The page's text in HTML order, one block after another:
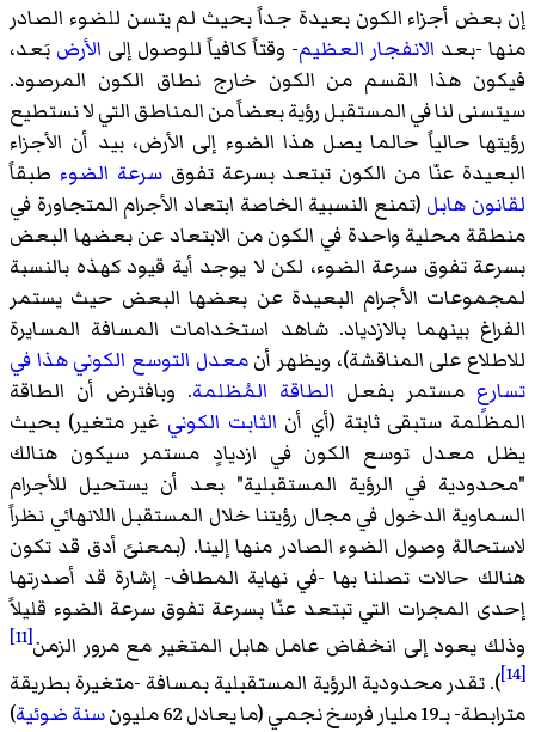
إن بعض أجزاء الكون بعيدة جداً بحيث لم يتسن للضوء الصادر
منها -بعد الانفجار العظيم- وقتاً كافياً للوصول إلى الأرض بَعد،
فيكون هذا القسم من الكون خارج نطاق الكون المرصود.
سيتسنى لنا في المستقبل رؤية بعضاً من المناطق التي لا نستطيع
رؤيتها حالياً حالما يصل هذا الضوء إلى الأرض، بيد أن الأجزاء
البعيدة عنّا من الكون تبتعد بسرعة تفوقسرعة الضوء طبقاً
لقانون هابل (تمنع النسبية الخاصة ابتعاد الأجرام المتجاورة في
منطقة محلية واحدة في الكون من الابتعاد عن بعضها البعض
بسرعة تفوق سرعة الضوء، لكن لا يوجد أية قيود كهذه بالنسبة
لمجموعات الأجرام البعيدة عن بعضها البعض حيث يستمر
الفراغ بينهما بالازدياد. شاهد استخدامات المسافة المسايرة
للاطلاع على المناقشة)، ويظهر أنمعدل التوسع الكوني هذا في
تسارعٍ مستمر بفعل الطاقة المُظلمة. وبافترض أن الطاقة
المظلمة ستبقى ثابتة (أي أن الثابت الكوني غير متغير) بحيث
يظل معدل توسع الكون في ازديادٍ مستمر سيكون هنالك
"محدودية في الرؤية المستقبلية" بعد أن يستحيل للأجرام
السماوية الدخول في مجال رؤيتنا خلال المستقبل اللانهائي نظراً
لاستحالة وصول الضوء الصادر منها إلينا. (بمعنىً أدق قد تكون
هنالك حالات تصلنا بها -في نهاية المطاف- إشارة قد أصدرتها
إحدى المجرات التي تبتعد عنّا بسرعة تفوق سرعة الضوء قليلاً
وذلك يعود إلى انخفاض عامل هابل المتغير مع مرور الزمن[11]
[14]
). تقدر محدودية الرؤية المستقبلية بمسافة -متغيرة بطريقة
مترابطة- بـ19 مليار فرسخ نجمي (ما يعادل 62 مليون
سنة ضوئية)